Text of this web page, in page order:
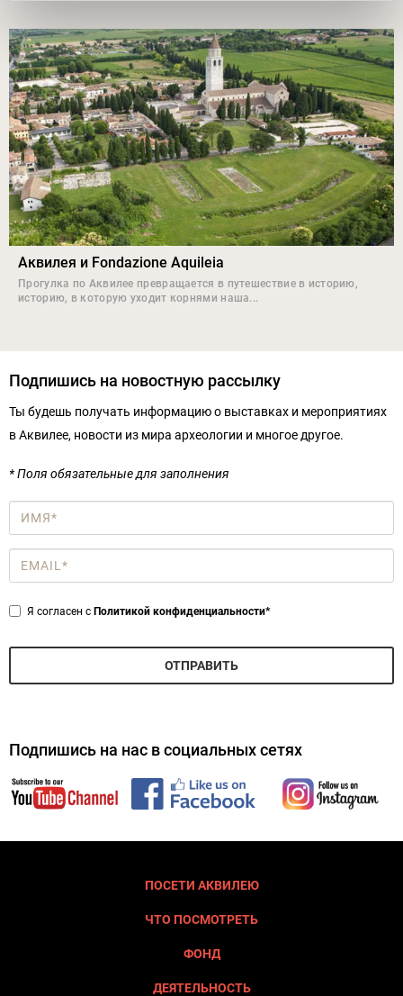
Аквилея и Fondazione Aquileia
Прогулка по Аквилее превращается в путешествие в историю,
историю, в которую уходит корнями наша...
Подпишись на новостную рассылку
Ты будешь получать информацию о выставках и мероприятиях
в Аквилее, новости из мира археологии и многое другое.
* Поля обязательные для заполнения
Имя
*
Email
*
Privacy
Я согласен с Политикой конфиденциальности*
ОТПРАВИТЬ
Подпишись на нас в социальных сетях
ПОСЕТИ АКВИЛЕЮ
ЧТО ПОСМОТРЕТЬ
ФОНД
ДЕЯТЕЛЬНОСТЬ